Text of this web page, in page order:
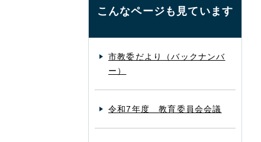
こんなページも見ています
市教委だより（バックナンバ
ー）
令和7年度 教育委員会会議